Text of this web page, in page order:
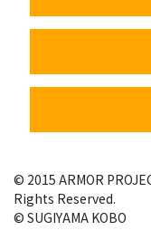
© 2015 ARMOR
Rights Reserved.
© SUGIYAMA KOBO